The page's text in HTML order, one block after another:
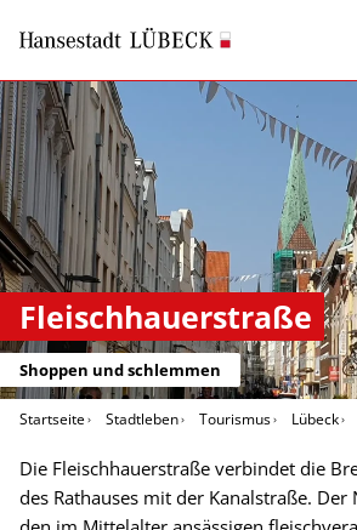
Fleischhauerstraße
Shoppen und schlemmen
Startseite Stadtleben Tourismus Lübeck
Die Fleischhauerstraße verbindet die
des Rathauses mit der Kanalstraße.